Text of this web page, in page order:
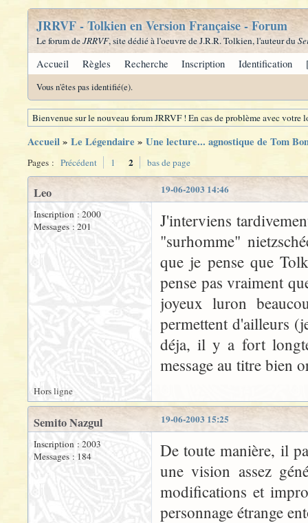
JRRVF - Tolkien en Version Française - Forum
Le forum deJRRVF, site dédié à l'oeuvre de J.R.R. Tolkien, l'auteur du
Accueil Règles Recherche Inscription Identification
Vous n'êtes pas identifié(e).
Bienvenue sur le nouveau forum JRRVF ! En cas de problème avec
Accueil» Le Légendaire » Une lecture... agnostique de Tom
Pages : Précédent 1 2 bas de page
19-06-2003 14:46
Leo
Inscription : 2000
Messages : 201
J'interviens
"surhomme"
que je pense que
pense pas vraiment
joyeux luron
permettent d'ailleurs
déja, il y a fort
message au titre bien
Hors ligne
19-06-2003 15:25
Semito Nazgul
Inscription : 2003
Messages : 184
De toute manière, il
une vision assez
modifications et
personnage étrange